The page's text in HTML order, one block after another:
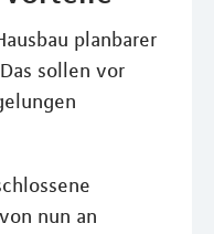
planbarer
sollen vor
nun an